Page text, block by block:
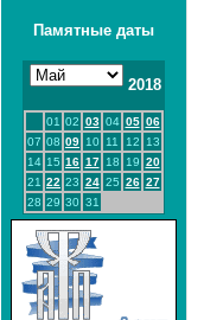
Памятные даты
2018
01 02 03 04 05 06
07 08 09 10 11 12
13
14 15 16 17 18 19 20
21 22 23 24 25 26 27
28 29 30 31